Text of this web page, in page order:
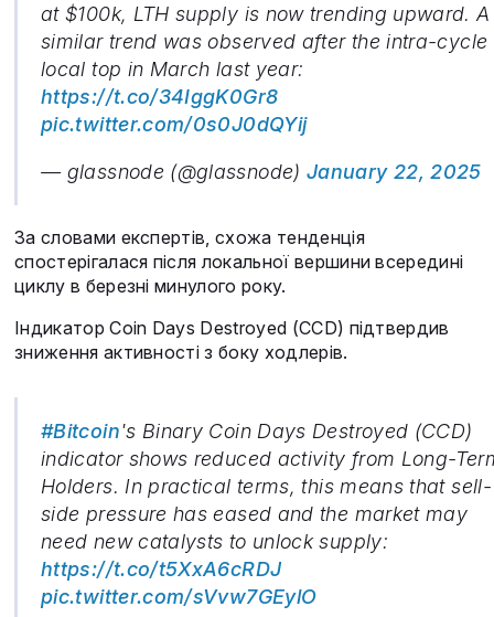
at $100k, LTH supply is now trending upward. A
similar trend was observed after the intra-cycle
local top in March last year:
https://t.co/34IggK0Gr8
pic.twitter.com/0s0J0dQYij
— glassnode (@glassnode) January 22, 2025
За словами експертів, схожа тенденція
спостерігалася після локальної вершини всередині
циклу в березні минулого року.
Індикатор Coin Days Destroyed (CCD) підтвердив
зниження активності з боку ходлерів.
#Bitcoin's Binary Coin Days Destroyed (CCD)
indicator shows reduced activity from Long-
Holders. In practical terms, this means that sell-
side pressure has eased and the market may
need new catalysts to unlock supply:
https://t.co/t5XxA6cRDJ
pic.twitter.com/sVvw7GEylO